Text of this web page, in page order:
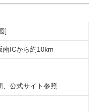
]
南ICから約10km
、公式サイト参照